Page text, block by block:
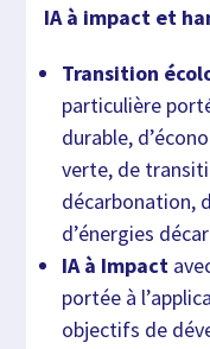
IA à impact et
Transition
particulière
durable,
verte, de
décarbonation,
d’énergies
IA à Impact
portée à
objectifs de